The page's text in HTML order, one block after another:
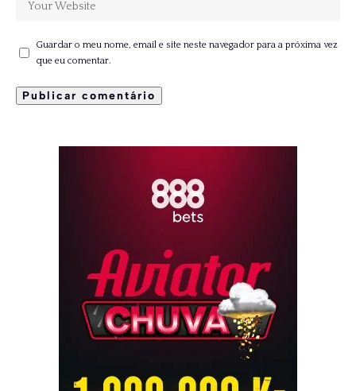
Guardar o meu nome, email e site neste navegador para a próxima vez
que eu comentar.